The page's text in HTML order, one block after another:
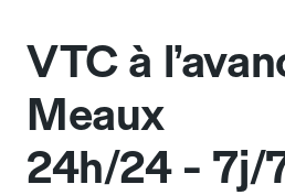
VTC à
Meaux
24h/24 - 7j/